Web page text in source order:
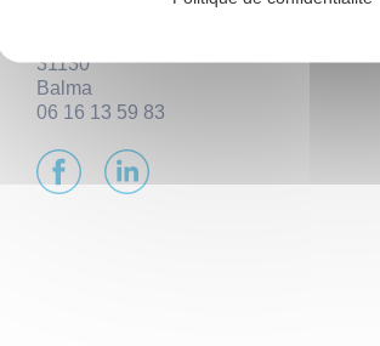
31130
Balma
06 16 13 59 83